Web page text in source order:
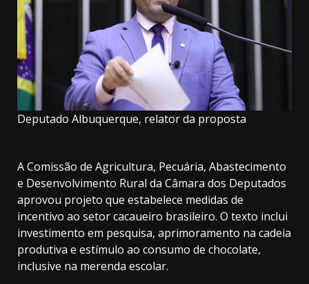
Deputado Albuquerque, relator da proposta
A Comissão de Agricultura, Pecuária, Abastecimento
e Desenvolvimento Rural da Câmara dos Deputados
aprovou projeto que estabelece medidas de
incentivo ao setor cacaueiro brasileiro. O texto inclui
investimento em pesquisa, aprimoramento na cadeia
produtiva e estímulo ao consumo de chocolate,
inclusive na merenda escolar.